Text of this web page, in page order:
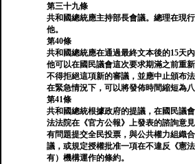
第三十九條
共和國總統應主持部長會議。總理在現
他。
第40條
共和國總統應在通過最終文本後的15天內
他可以在國民議會這次要求期滿之前重
不得拒絕這項新的審議，並應中止頒布法
在緊急情況下，可以將發佈時間縮短為八
第41條
共和國總統根據政府的提議，在國民議
法法院在《官方公報》上發表的諮詢意
有問題提交全民投票，與公共權力組織
議，或規定授權批准一項在不違反《憲
有）機構運作的條約。